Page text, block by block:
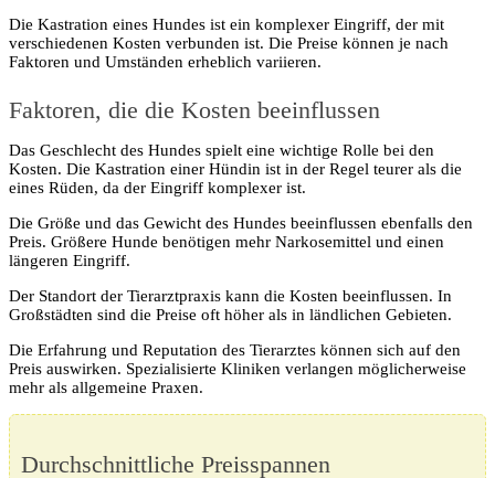
Die Kastration eines Hundes ist ein komplexer Eingriff, der mit
verschiedenen Kosten verbunden ist. Die Preise können je nach
Faktoren und Umständen erheblich variieren.
Faktoren, die die Kosten beeinflussen
Das Geschlecht des Hundes spielt eine wichtige Rolle bei den
Kosten. Die Kastration einer Hündin ist in der Regel teurer als die
eines Rüden, da der Eingriff komplexer ist.
Die Größe und das Gewicht des Hundes beeinflussen ebenfalls den
Preis. Größere Hunde benötigen mehr Narkosemittel und einen
längeren Eingriff.
Der Standort der Tierarztpraxis kann die Kosten beeinflussen. In
Großstädten sind die Preise oft höher als in ländlichen Gebieten.
Die Erfahrung und Reputation des Tierarztes können sich auf den
Preis auswirken. Spezialisierte Kliniken verlangen möglicherweise
mehr als allgemeine Praxen.
Durchschnittliche Preisspannen